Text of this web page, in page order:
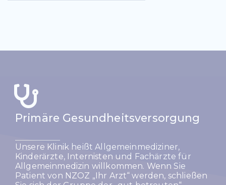
Primäre Gesundheitsversorgung
Unsere Klinik heißt Allgemeinmediziner,
Kinderärzte, Internisten und Fachärzte für
Allgemeinmedizin willkommen. Wenn Sie
Patient von NZOZ „Ihr Arzt“ werden, schließen